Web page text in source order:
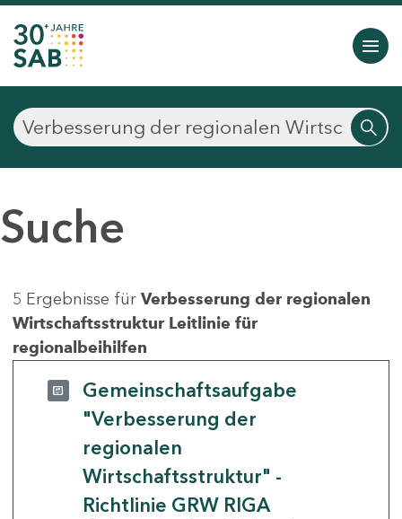
Suche
5 Ergebnisse für Verbesserung der regionalen
Wirtschaftsstruktur Leitlinie für
regionalbeihilfen
Gemeinschaftsaufgabe
"Verbesserung der
regionalen
Wirtschaftsstruktur" -
Richtlinie GRW RIGA